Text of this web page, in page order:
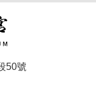
50號